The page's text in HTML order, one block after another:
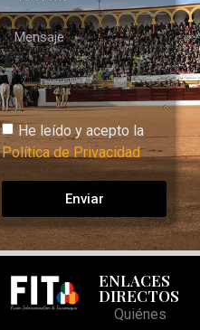
He leído y acepto la
Política de Privacidad
Enviar
ENLACES
DIRECTOS
Quiénes